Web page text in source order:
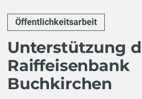
Öffentlichkeitsarbeit
Unterstützung
Raiffeisenbank
Buchkirchen